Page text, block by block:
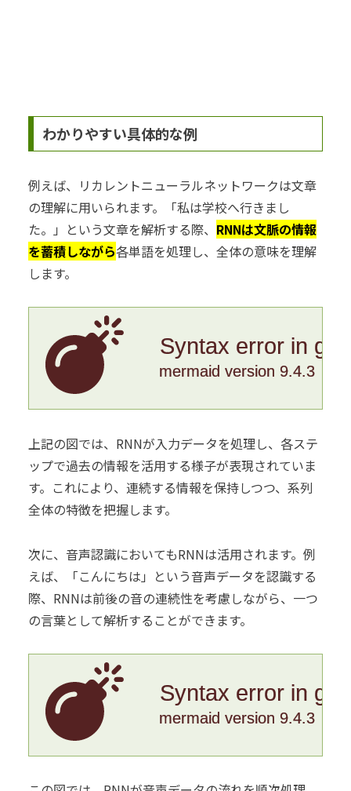
わかりやすい具体的な例
例えば、リカレントニューラルネットワークは文章
の理解に用いられます。「私は学校へ行きまし
た。」という文章を解析する際、 RNNは文脈の情報
を蓄積しながら各単語を処理し、全体の意味を理解
します。
Syntax error in
mermaid version 9.4.3
上記の図では、RNNが入力データを処理し、各ステ
ップで過去の情報を活用する様子が表現されていま
す。これにより、連続する情報を保持しつつ、系列
全体の特徴を把握します。
次に、音声認識においてもRNNは活用されます。例
えば、「こんにちは」という音声データを認識する
際、RNNは前後の音の連続性を考慮しながら、一つ
の言葉として解析することができます。
Syntax error in
mermaid version 9.4.3